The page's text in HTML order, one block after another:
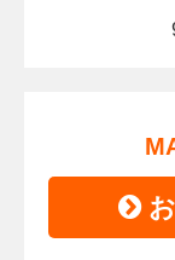
お